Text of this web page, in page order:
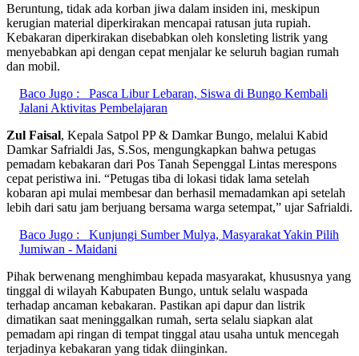
Beruntung, tidak ada korban jiwa dalam insiden ini, meskipun
kerugian material diperkirakan mencapai ratusan juta rupiah.
Kebakaran diperkirakan disebabkan oleh konsleting listrik yang
menyebabkan api dengan cepat menjalar ke seluruh bagian rumah
dan mobil.
Baco Jugo :
Pasca Libur Lebaran, Siswa di Bungo Kembali
Jalani Aktivitas Pembelajaran
Zul Faisal, Kepala Satpol PP & Damkar Bungo, melalui Kabid
Damkar Safrialdi Jas, S.Sos, mengungkapkan bahwa petugas
pemadam kebakaran dari Pos Tanah Sepenggal Lintas merespons
cepat peristiwa ini. “Petugas tiba di lokasi tidak lama setelah
kobaran api mulai membesar dan berhasil memadamkan api setelah
lebih dari satu jam berjuang bersama warga setempat,” ujar Safrialdi.
Baco Jugo :
Kunjungi Sumber Mulya, Masyarakat Yakin Pilih
Jumiwan - Maidani
Pihak berwenang menghimbau kepada masyarakat, khususnya yang
tinggal di wilayah Kabupaten Bungo, untuk selalu waspada
terhadap ancaman kebakaran. Pastikan api dapur dan listrik
dimatikan saat meninggalkan rumah, serta selalu siapkan alat
pemadam api ringan di tempat tinggal atau usaha untuk mencegah
terjadinya kebakaran yang tidak diinginkan.